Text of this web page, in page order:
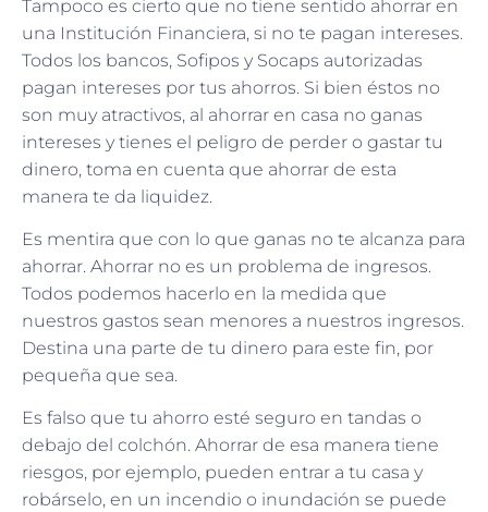
Tampoco es cierto que no tiene sentido ahorrar en
una Institución Financiera, si no te pagan intereses.
Todos los bancos, Sofipos y Socaps autorizadas
pagan intereses por tus ahorros. Si bien éstos no
son muy atractivos, al ahorrar en casa no ganas
intereses y tienes el peligro de perder o gastar tu
dinero, toma en cuenta que ahorrar de esta
manera te da liquidez.
Es mentira que con lo que ganas no te alcanza para
ahorrar. Ahorrar no es un problema de ingresos.
Todos podemos hacerlo en la medida que
nuestros gastos sean menores a nuestros ingresos.
Destina una parte de tu dinero para este fin, por
pequeña que sea.
Es falso que tu ahorro esté seguro en tandas o
debajo del colchón. Ahorrar de esa manera tiene
riesgos, por ejemplo, pueden entrar a tu casa y
robárselo, en un incendio o inundación se puede